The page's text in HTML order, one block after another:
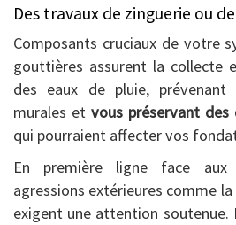
Des travaux de zinguerie ou
Composants cruciaux de votre
gouttières assurent la collecte
des eaux de pluie,
murales et vous préservant
qui pourraient affecter vos
En première ligne face
agressions extérieures comme
exigent une attention soutenue.